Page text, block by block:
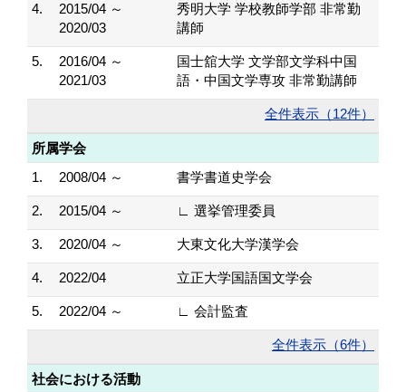
4.
2015/04 ～
2020/03
秀明大学 学校教師学部 非常勤
講師
5.
2016/04 ～
2021/03
国士舘大学 文学部文学科中国
語・中国文学専攻 非常勤講師
全件表示（12件）
所属学会
1.
2008/04 ～ 書学書道史学会
2. 2015/04 ～ ∟ 選挙管理委員
3. 2020/04 ～ 大東文化大学漢学会
4. 2022/04 立正大学国語国文学会
5. 2022/04 ～ ∟ 会計監査
全件表示（6件）
社会における活動